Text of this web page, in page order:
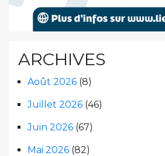
ARCHIVES
Août 2026 (8)
Juillet 2026 (46)
Juin 2026 (67)
Mai 2026 (82)